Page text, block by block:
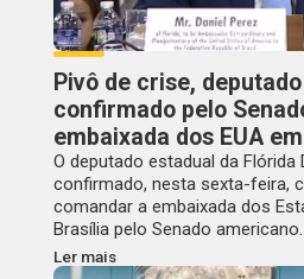
Pivô de crise,
confirmado pelo
embaixada dos EUA
O deputado estadual da Flórida
confirmado, nesta sexta-feira,
comandar a embaixada dos
Brasília pelo Senado americano.
Ler mais